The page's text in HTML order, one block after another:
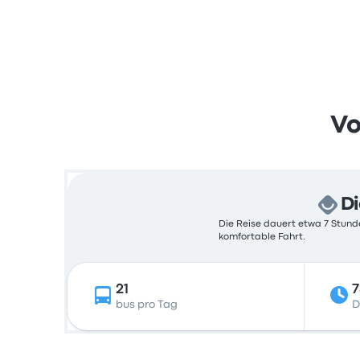
Die Reise dauert etwa 7
komfortable Fahrt.
21
bus pro Tag